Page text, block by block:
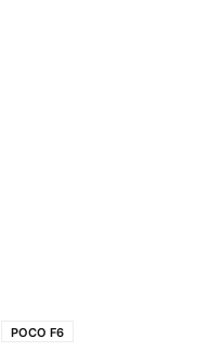
POCO F6